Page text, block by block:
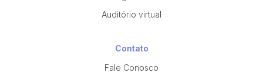
Auditório virtual
Contato
Fale Conosco